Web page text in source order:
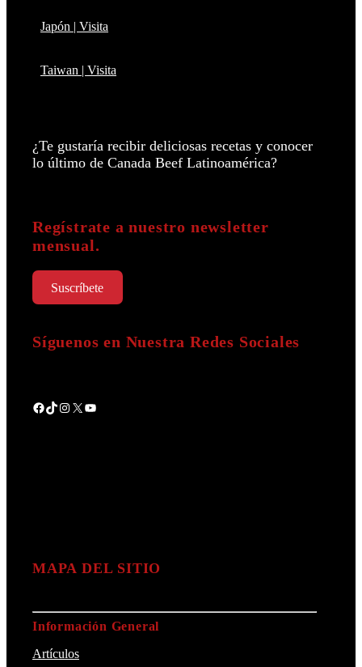
Japón | Visita
Taiwan | Visita
¿Te gustaría recibir deliciosas recetas y conocer
lo último de Canada Beef Latinoamérica?
Regístrate a nuestro newsletter
mensual.
Suscríbete
Síguenos en Nuestra Redes Sociales
Facebook
TikTok
Instagram
X YouTube
MAPA DEL SITIO
Información General
Artículos